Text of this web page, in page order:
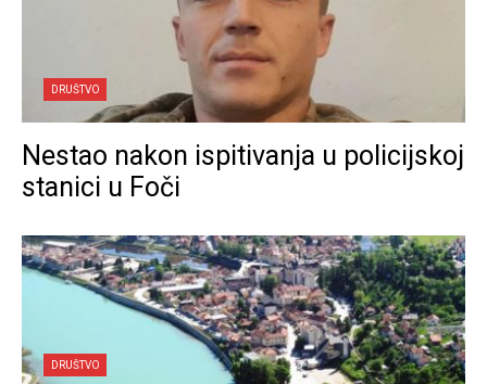
DRUŠTVO
Nestao nakon ispitivanja u policijskoj
stanici u Foči
DRUŠTVO